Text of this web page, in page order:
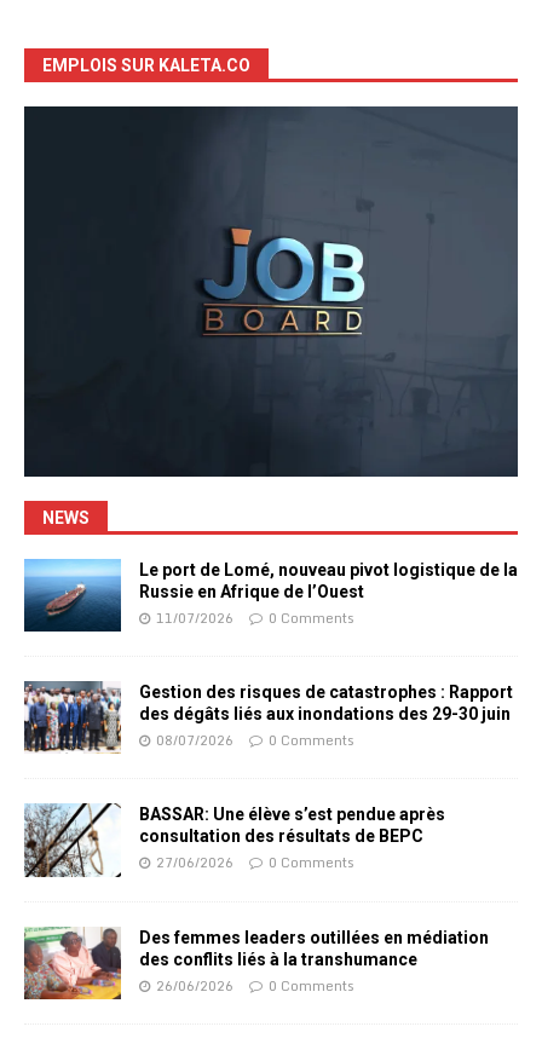
EMPLOIS SUR KALETA.CO
NEWS
Le port de Lomé, nouveau pivot logistique de la
Russie en Afrique de l’Ouest
11/07/2026 0 Comments
Gestion des risques de catastrophes : Rapport
des dégâts liés aux inondations des 29-30 juin
08/07/2026 0 Comments
BASSAR: Une élève s’est pendue après
consultation des résultats de BEPC
27/06/2026 0 Comments
Des femmes leaders outillées en médiation
des conflits liés à la transhumance
26/06/2026 0 Comments